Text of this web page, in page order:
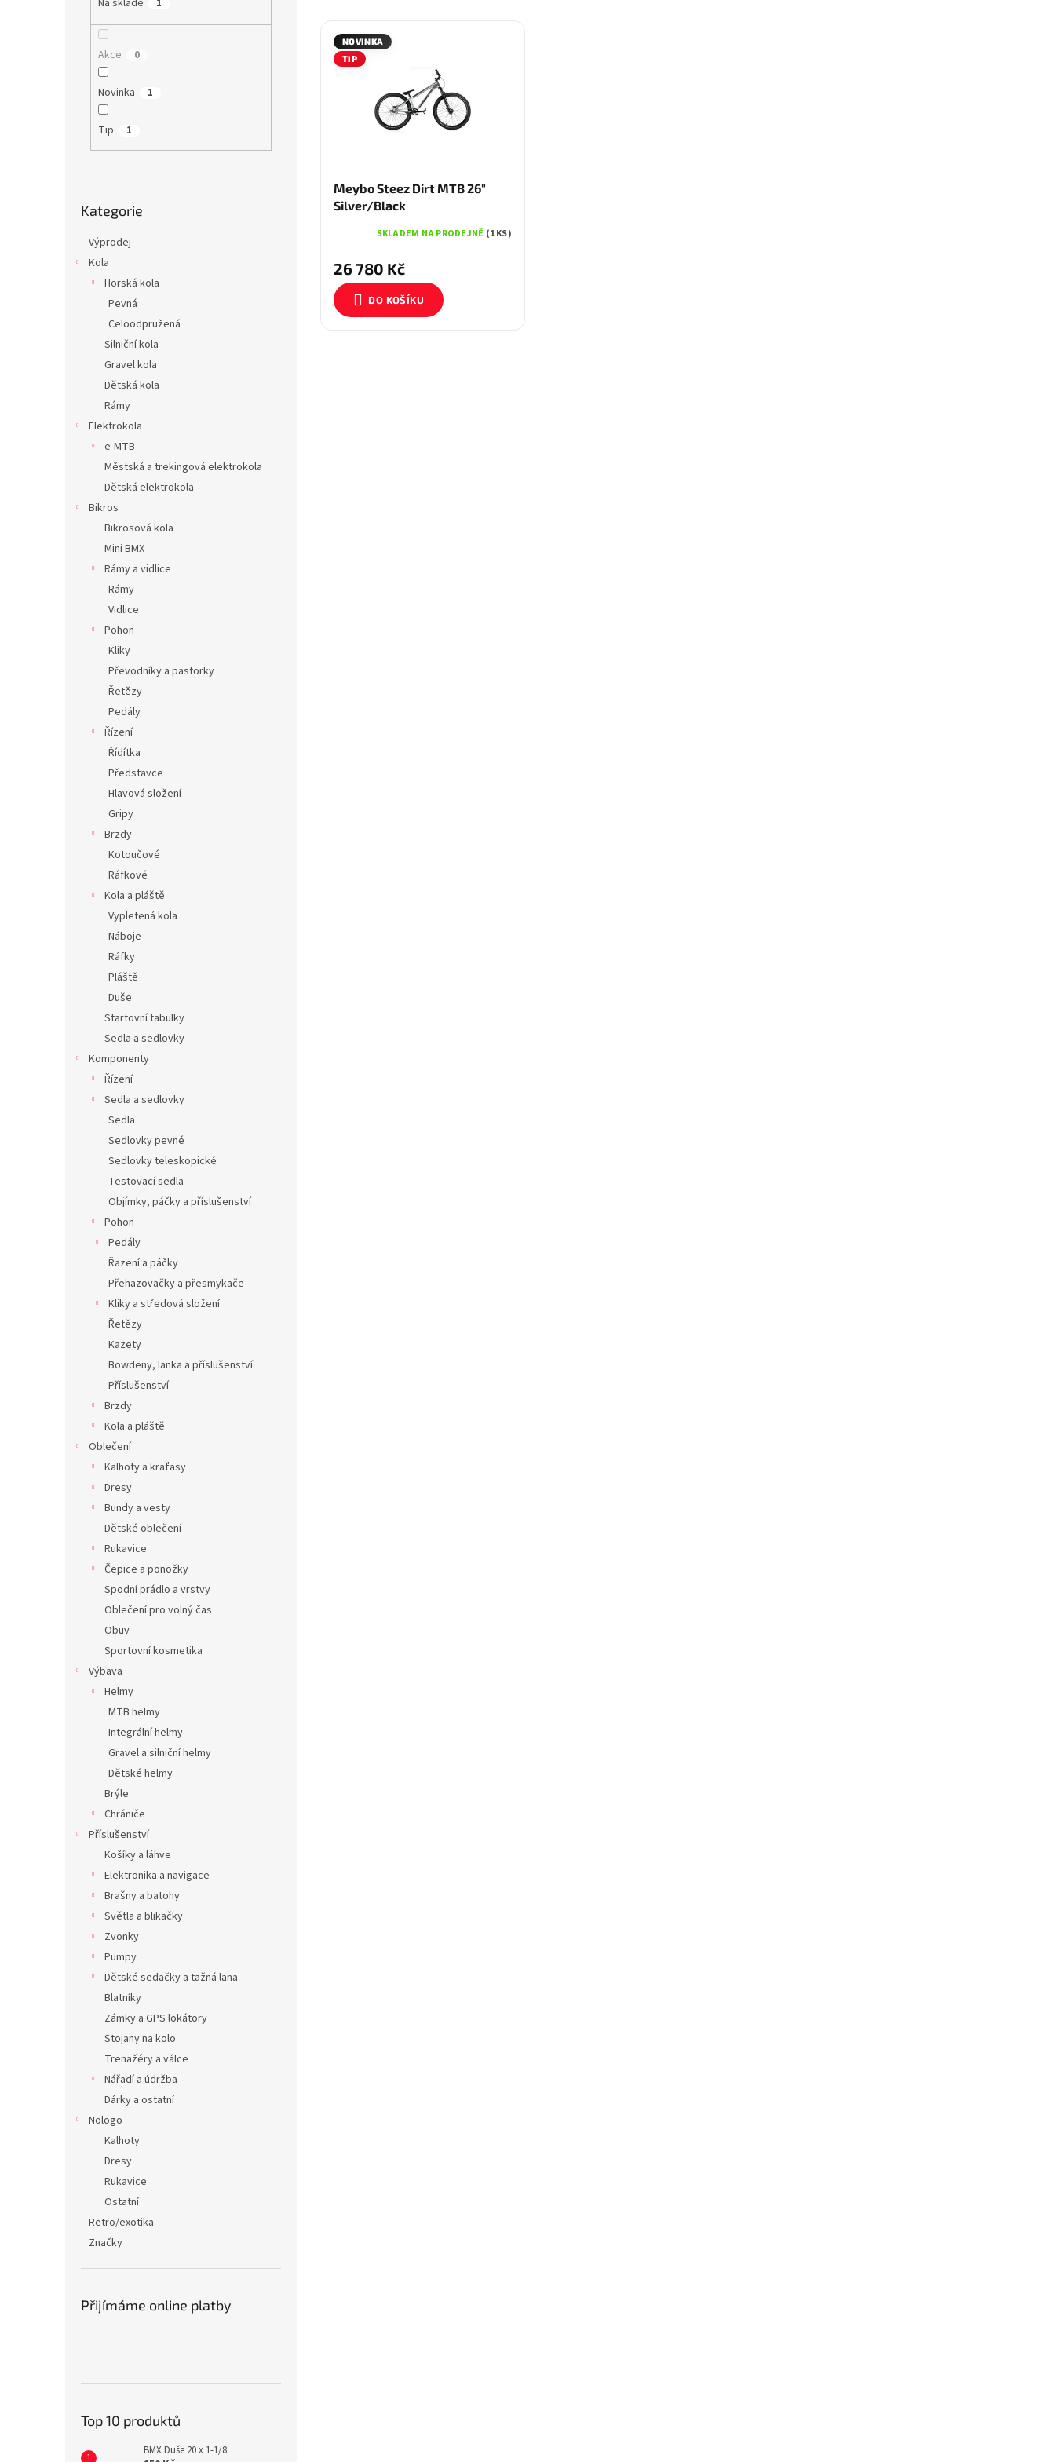
Na skladě 1
Akce 0
Novinka 1
Tip 1
kategorie
Kategorie
Výprodej
Kola
Horská kola
Pevná
Celoodpružená
Silniční kola
Gravel kola
Dětská kola
Rámy
Elektrokola
e-MTB
Městská a trekingová elektrokola
Dětská elektrokola
Bikros
Bikrosová kola
Mini BMX
Rámy a vidlice
Rámy
Vidlice
Pohon
Kliky
Převodníky a pastorky
Řetězy
Pedály
Řízení
Řídítka
Představce
Hlavová složení
Gripy
Brzdy
Kotoučové
Ráfkové
Kola a pláště
Vypletená kola
Náboje
Ráfky
Pláště
Duše
Startovní tabulky
Sedla a sedlovky
Komponenty
Řízení
Sedla a sedlovky
Sedla
Sedlovky pevné
Sedlovky teleskopické
Testovací sedla
Objímky, páčky a příslušenství
Pohon
Pedály
Řazení a páčky
Přehazovačky a přesmykače
Kliky a středová složení
Řetězy
Kazety
Bowdeny, lanka a příslušenství
Příslušenství
Brzdy
Kola a pláště
Oblečení
Kalhoty a kraťasy
Dresy
Bundy a vesty
Dětské oblečení
Rukavice
Čepice a ponožky
Spodní prádlo a vrstvy
Oblečení pro volný čas
Obuv
Sportovní kosmetika
Výbava
Helmy
MTB helmy
Integrální helmy
Gravel a silniční helmy
Dětské helmy
Brýle
Chrániče
Příslušenství
Košíky a láhve
Elektronika a navigace
Brašny a batohy
Světla a blikačky
Zvonky
Pumpy
Dětské sedačky a tažná lana
Blatníky
Zámky a GPS lokátory
Stojany na kolo
Trenažéry a válce
Nářadí a údržba
Dárky a ostatní
Nologo
Kalhoty
Dresy
Rukavice
Ostatní
Retro/exotika
Značky
Přijímáme online platby
Top 10 produktů
BMX Duše 20 x 1-1/8
NOVINKA
TIP
Meybo Steez Dirt MTB 26"
Silver/Black
SKLADEM NA PRODEJNĚ (1 KS)
26 780 Kč
DO KOŠÍKU